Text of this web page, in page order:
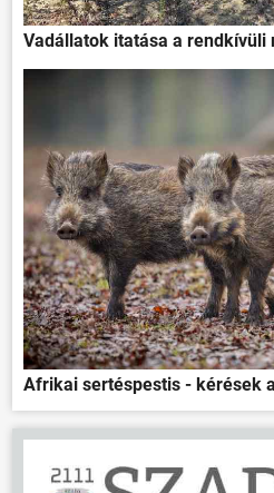
Vadállatok itatása a rendkívüli
Afrikai sertéspestis - kérések